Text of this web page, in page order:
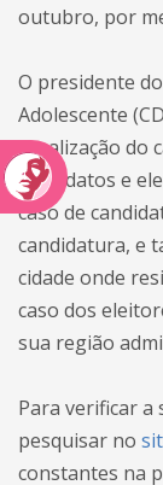
outubro, por
O presidente
Adolescente
atualização do
candidatos e
caso de
candidatura, e
cidade onde
caso dos
sua região
Para verificar a
pesquisar no
constantes na